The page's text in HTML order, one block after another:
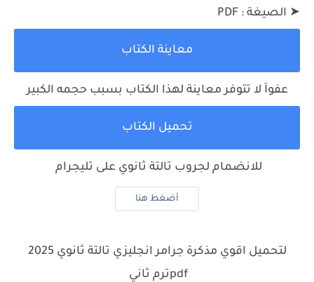
➤ الصيغة : PDF
معاينة الكتاب
عفوآ لا تتوفر معاينة لهذا الكتاب بسبب حجمه الكبير
تحميل الكتاب
للانضمام لجروب تالتة ثانوي على تليجرام
أضغط هنا
لتحميل
اقوي مذكرة جرامر انجليزي تالتة ثانوي 2025
pdfترم ثاني